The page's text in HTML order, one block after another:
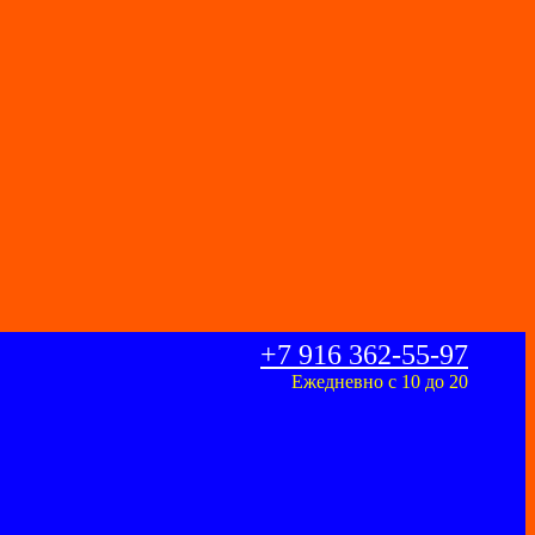
+7 916 362-55-97
Ежедневно с 10 до 20